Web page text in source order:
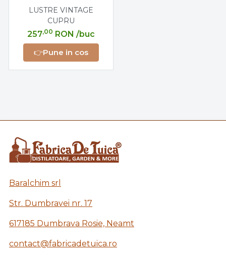
rustic, diametru 17,5
cm
LUSTRE VINTAGE
CUPRU
257,00 RON /buc
👉Pune in cos
Baralchim srl
Str. Dumbravei nr. 17
617185 Dumbrava Rosie, Neamt
contact@fabricadetuica.ro